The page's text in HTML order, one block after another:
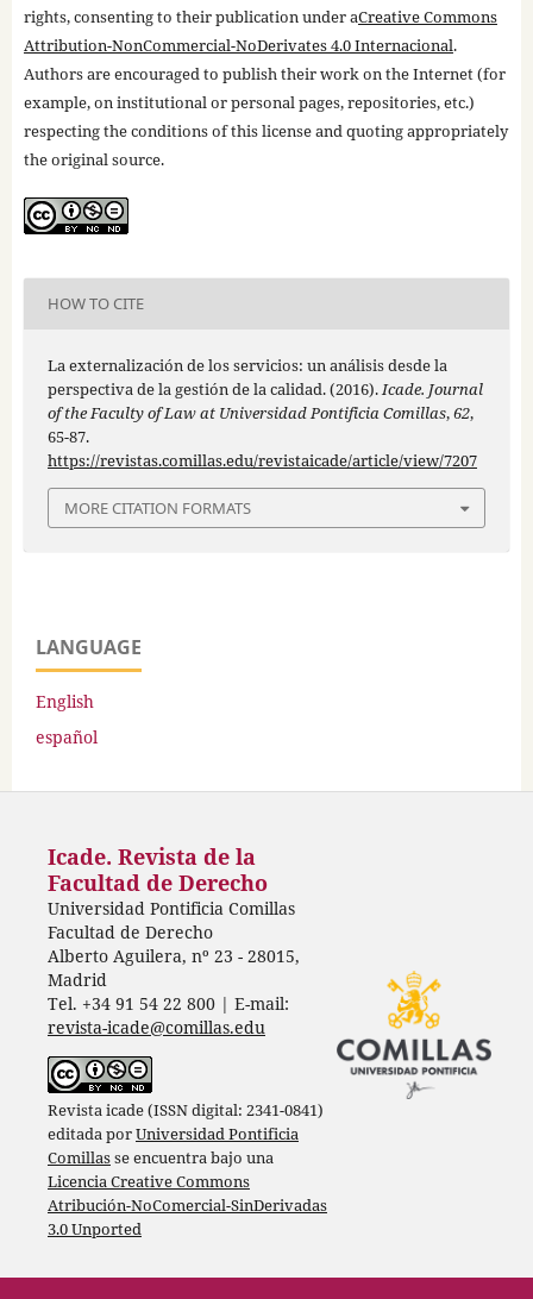
rights, consenting to their publication under aCreative Commons
Attribution-NonCommercial-NoDerivates 4.0 Internacional.
Authors are encouraged to publish their work on the Internet (for
example, on institutional or personal pages, repositories, etc.)
respecting the conditions of this license and quoting appropriately
the original source.
HOW TO CITE
La externalización de los servicios: un análisis desde la
perspectiva de la gestión de la calidad. (2016).Icade. Journal
of the Faculty of Law at Universidad Pontificia Comillas,62,
65-87.
https://revistas.comillas.edu/revistaicade/article/view/7207
MORE CITATION FORMATS
LANGUAGE
English
español
Icade. Revista de la
Facultad de Derecho
Universidad Pontificia Comillas
Facultad de Derecho
Alberto Aguilera, nº 23 - 28015,
Madrid
Tel. +34 91 54 22 800 | E-mail:
revista-icade@comillas.edu
Revista icade (ISSN digital: 2341-0841)
editada porUniversidad Pontificia
Comillasse encuentra bajo una
Licencia Creative Commons
Atribución-NoComercial-SinDerivadas
3.0 Unported